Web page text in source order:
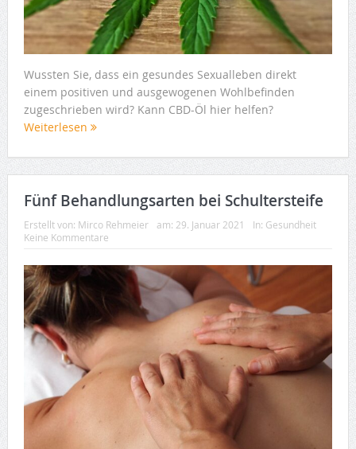
Wussten Sie, dass ein gesundes Sexualleben direkt
einem positiven und ausgewogenen Wohlbefinden
zugeschrieben wird? Kann CBD-Öl hier helfen?
Weiterlesen
Fünf Behandlungsarten bei Schultersteife
Erstellt von: Mirco Rehmeier am: 29. Januar 2021 In: Gesundheit
Keine Kommentare